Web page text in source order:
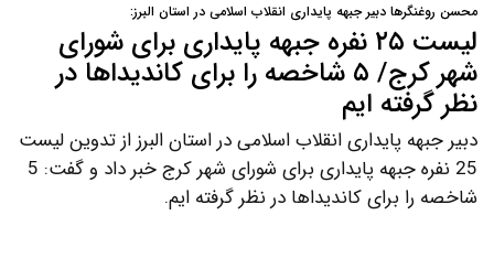
محسن روغنگرها دبیر جبهه پایداری انقلاب اسلامی در استان البرز:
لیست ۲۵ نفره جبهه پایداری برای شورای
شهر کرج/ ۵ شاخصه را برای کاندیداها در
نظر گرفته ایم
دبیر جبهه پایداری انقلاب اسلامی در استان البرز از تدوین لیست
25 نفره جبهه پایداری برای شورای شهر کرج خبر داد و گفت: 5
شاخصه را برای کاندیداها در نظر گرفته ایم.